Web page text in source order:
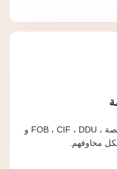
التعبئة السائبة والتعبئة الصغيرة المخصصة ، FOB ، CIF ، DDU و